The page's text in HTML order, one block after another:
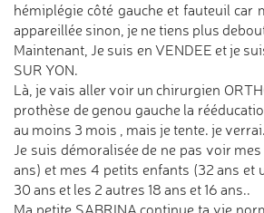
hémiplégie côté gauche et fauteuil car
appareillée sinon, je ne tiens plus
Maintenant, Je suis en VENDEE et je
SUR YON.
Là, je vais aller voir un chirurgien
prothèse de genou gauche la
au moins 3 mois , mais je tente. je verrai.
Je suis démoralisée de ne pas voir
ans) et mes 4 petits enfants (32 ans
30 ans et les 2 autres 18 ans et 16 ans..
Ma petite SABRINA continue ta vie